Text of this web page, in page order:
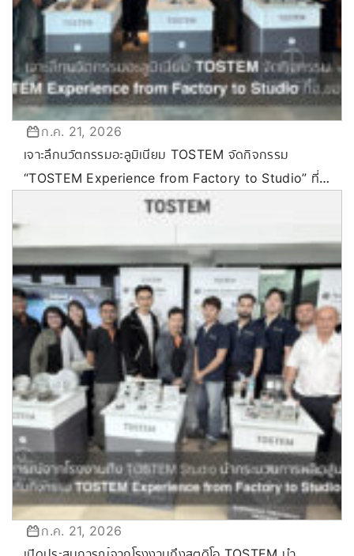
ก.ค. 21, 2026
เจาะลึกนวัตกรรมอะลูมิเนียม TOSTEM จัดกิจกรรม
“TOSTEM Experience from Factory to Studio” ที่
ก.ค. 21, 2026